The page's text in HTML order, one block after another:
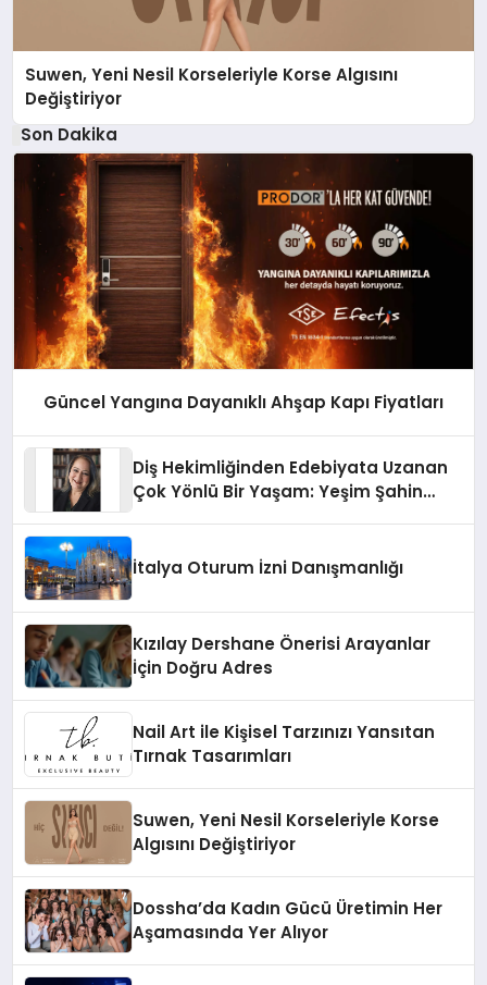
Suwen, Yeni Nesil Korseleriyle Korse Algısını
Değiştiriyor
Son Dakika
Güncel Yangına Dayanıklı Ahşap Kapı Fiyatları
Diş Hekimliğinden Edebiyata Uzanan
Çok Yönlü Bir Yaşam: Yeşim Şahin
İtalya Oturum İzni Danışmanlığı
Kızılay Dershane Önerisi Arayanlar
İçin Doğru Adres
Nail Art ile Kişisel Tarzınızı Yansıtan
Tırnak Tasarımları
Suwen, Yeni Nesil Korseleriyle Korse
Algısını Değiştiriyor
Dossha’da Kadın Gücü Üretimin Her
Aşamasında Yer Alıyor